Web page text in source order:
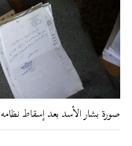
صورة بشار الأسد بعد إسقاط نظامه